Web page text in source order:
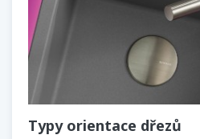
Typy orientace dřezů